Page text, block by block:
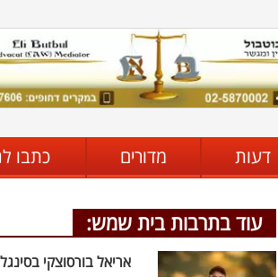
דעות מדורים כתבו
עוד בתרבות בית שמש:
אריאל בורסוצקי